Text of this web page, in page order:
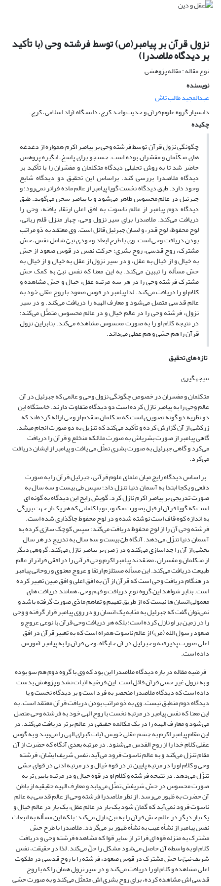
نزول قرآن بر پیامبر(ص) توسط فرشته وحی (با تأکید
بر دیدگاه ملاصدرا)
نوع مقاله : مقاله پژوهشی
نویسنده
عبدالمجید طالب تاش
دانشیار گروه علوم قرآن و حدیث واحد کرج، دانشگاه آزاد اسلامی، کرج.
چکیده
چگونگی نزول قرآن توسط فرشته وحی بر پیامبر اکرم همواره از دغدغه
های متکلّمان و مفسّران بوده است. جستجو برای پاسخ، انگیزه پژوهش
حاضر شد تا به روش تحلیلی دیدگاه متکلمان و مفسّران را با تأکید بر
دیدگاه ملاصدرا بررسی کند. براساس این تحقیق دو دیدگاه شایع
وجود دارد. طبق دیدگاه نخست گویا پیامبر از عالم ماده فراتر نمی‌رود؛ و
جبرئیل در عالم محسوس ظاهر می‌شود و با پیامبر سخن می‌گوید. طبق
دیدگاه دوم پیامبر از عالم ناسوت به افق اعلی ارتقاء یافته، وحی را
دریافت می‌کند. ملاصدرا برای سیر نزول وحی، چهار منزل قلم ربانی،
لوح محفوظ، لوح قدر، و لسان جبرئیل قائل است. وی معتقد به ذو مراتب
بودن دریافت وحی است. وی با طرح ابعاد وجودی نبیّ شامل نفس، حسّ
مشترک، روح قدسی، روح بشری؛ حرکت نفس در قوس صعود از حسّ
به خیال و از خیال به عقل، و در سیر نزول از عقل به خیال و از خیال به
حسّ مسأله را تببین می‌کند. به این معنا که نفس نبیّ به کمک حسّ
مشترک فرشته وحی را در هر سه مرتبه عقل، خیال و حسّ مشاهده و
کلام او را دریافت می‌کند. لذا پیامبر در قوس صعود با روح عقلی خود به
عالم قدسی متصل می‌شود و معارف الهیه را دریافت می‌کند. و در سیر
نزول، فرشته وحی را در عالم خیال و در عالم محسوس متمثّل می‌کند؛
در نتیجه کلام او را به صورت محسوس مشاهده می‌کند. بنابراین نزول
قرآن را هم حسّی و هم عقلی می‌داند.
تازه های تحقیق
نتیجه­گیری
متکلمان و مفسران در خصوص چگونگی نزول وحی و عالمی که جبرئیل در آن
عالم وحی را به پیامبر نازل کرده است دو دیدگاه متفاوت دارند. خاستگاه این
دو نظریه دو گونه تصویری است که متکلمان متقدم از وحی ارائه کرده‌اند که
زرکشی از آن گزارش کرده و تأکید می‌کند که تنزیل به دو صورت انجام می­شد.
گاهی پیامبر از صورت بشری­اش به صورت ملائکه منخلع و قرآن را دریافت
می‌کرد و گاهی جبرئیل به صورت بشری تمثّل می یافت و پیامبر از ایشان دریافت
می‌کرد.
بر اساس دیدگاه رایج میان علمای علوم قرآنی، جبرئیل قرآن را به صورت
دفعی و یکجا ابتدا به آسمان دنیا تنزل داد؛ سپس طی بیست و سه سال به
صورت تدریجی بر پیامبر اکرم نازل کرد. گویش رایج این دیدگاه به گونه ای
است که گویا قرآن از قبل بصورت مکتوب و با کلماتی که هر یک از جهت بزرگی
به اندازه کوه قاف است نوشته شده و در لوح محفوظ جاگذاری شده است.
فرشته وحی آن را از لوح محفوظ دریافت می‌کند؛ سپس کوچک سازی کرده به
آسمان دنیا تنزّل می‌دهد. آنگاه طیّ بیست و سه سال به تدریج در هر سال
بخشی از آن را جداسازی می‌کند و در زمین بر پیامبر نازل می‌کند. گروهی دیگر
از متکلمان و مفسران، معتقدند پیامبر اکرم وحی قرآنی را در افقی فراتر از عالم
طبیعت دریافت می‌کند. این مسأله مستلزم ارتقا و عروج معنوی و روحانی پیامبر
در هنگام دریافت وحی است که قرآن از آن به افق اعلی و افق مبین تعبیر کرده
است. بنابر شواهد این گروه نوع دریافت و فهم وحی، همانند دریافت های
معمولی انسان ها نیست که از طریق تفهیم و تفاهم مادّی صورت گرفته باشد و
نمی‌توان گفت که جبرئیل به مثابه یک انسان رو در روی پیامبر قرار گرفته و وحی
را در زمین بر او نازل کرده است؛ بلکه هر دریافت وحی قرآن با نوعی عروج و
صعود رسول الله (ص) از عالم ناسوت همراه است که به تعبیر قرآن در افق
اعلی صورت پذیرفته و جبرئیل در آن جایگاه، وحی قرآن را به پیامبر آموزش
داده است.
فرضیه مقاله در باره دیدگاه ملاصدرا این بود که وی با گروه دوم هم سو بوده
و به نزول غیر حسی قرآن قائل است. این فرضیه اثبات نشد و پژوهش بدست
داده است که دیدگاه ملاصدرا منحصر به فرد است و بر دیدگاه نخست و یا
دیدگاه دوم منطبق نیست. وی به ذو مراتب بودن دریافت قرآن معتقد است. به
این معنا که نفس پیامبر در مرتبه نخست با روح الهی خود به فرشته وحی متصل
می‌شود و معارف الهیه را در یک مکالمه حقیقی در عالم برتر دریافت می‌کند. در
این مقام پیامبر اکرم به چشم عقلی خویش آیات کبرای الهی را می‌بیند و به گوش
عقلی کلام خدا را از روح القدس می‌شنود. در مرتبه بعدی آنگاه که حضرت از آن
مقام تنزل می‌کند و به عالم ناسوت فرود می‌آید، نفس شریف ایشان، فرشته
وحی و کلام او را در مرتبه پایین تر در قوه خیال و در مرتبه ادنی در قوای حسّی
تنزّل می‌دهد. در نتیجه فرشته و کلام او در قوه خیال و در مرتبه پایین تر به
صورت محسوس در حسّ شریفش تمثّل می‌یابد و معارف الهیه حقیقیه از باطن
آن حضرت به ظهور می‌رسد. از نظر ملاصدرا فرشته وحی از عالم قدسی به عالم
ناسوت فرود نمی‌آید که گمان شود یک بار در عالم عقل، یک بار در عالم خیال و
یک بار دیگر در عالم حسّ قرآن را به نبیّ نازل می‌کند؛ بلکه این مسأله به انبعاث
نفس پیامبر از نشأه غیب به نشأه ظهور بر می‌گردد. ملاصدرا با طرح حسّ
مشترک به منزله قوه ای فرا تر از سایر قوا که مشاهده فرشته وحی و دریافت
کلام او به واسطه آن حاصل می‌شود مشکل را حلّ می‌کند. لذا در حقیقت، نفس
شریف نبیّ با حسّ مشترک در قوس صعود، فرشته را با روح قدسی در ملکوت
اعلی مشاهده و کلام او را دریافت می‌کند و در سیر نزول همان را که با روح
قدسی اش مشاهده کرده، برای روح بشری اش متمثّل می‌کند و به صورت حسّی